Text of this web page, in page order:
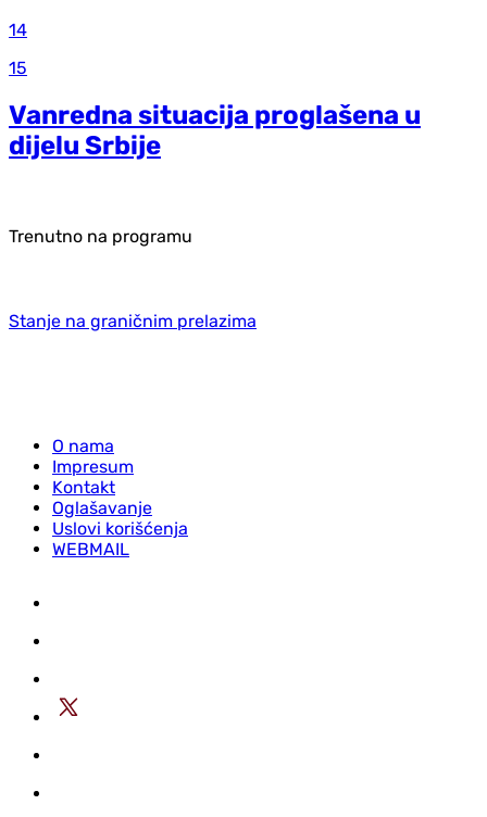
14
15
Vanredna situacija proglašena u
dijelu Srbije
Trenutno na programu
Stanje na graničnim prelazima
O nama
Impresum
Kontakt
Oglašavanje
Uslovi korišćenja
WEBMAIL